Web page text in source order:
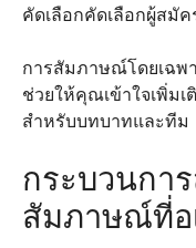
คัดเลือกคัดเลือกผู้สมัค
การสัมภาษณ์โดยเฉพ
ช่วยให้คุณเข้าใจเพิ่ม
สำหรับบทบาทและทีม
กระบวนกา
สัมภาษณ์ที่อ